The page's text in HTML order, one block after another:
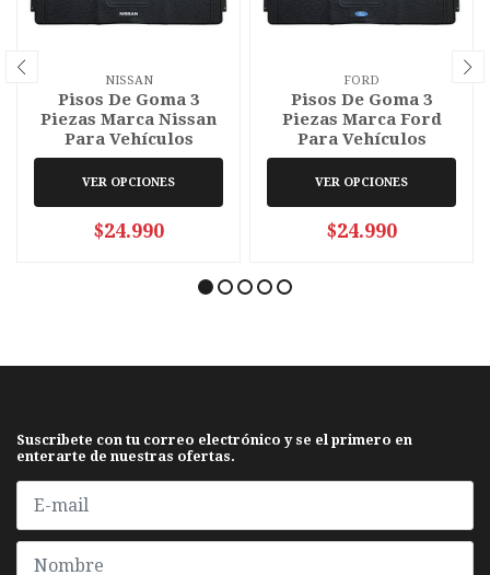
NISSAN
Pisos De Goma 3
Piezas Marca Nissan
Para Vehículos
VER OPCIONES
$24.990
FORD
Pisos De Goma 3
Piezas Marca Ford
Para Vehículos
VER OPCIONES
$24.990
Suscribete con tu correo electrónico y se el primero en
enterarte de nuestras ofertas.